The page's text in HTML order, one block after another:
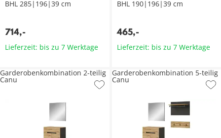
BHL 285|196|39 cm
714,-
Lieferzeit: bis zu 7 Werktage
BHL 190|196|39 cm
465,-
Lieferzeit: bis zu 7 Werktage
Garderobenkombination 2-teilig
Canu
Garderobenkombination 5-teilig
Canu